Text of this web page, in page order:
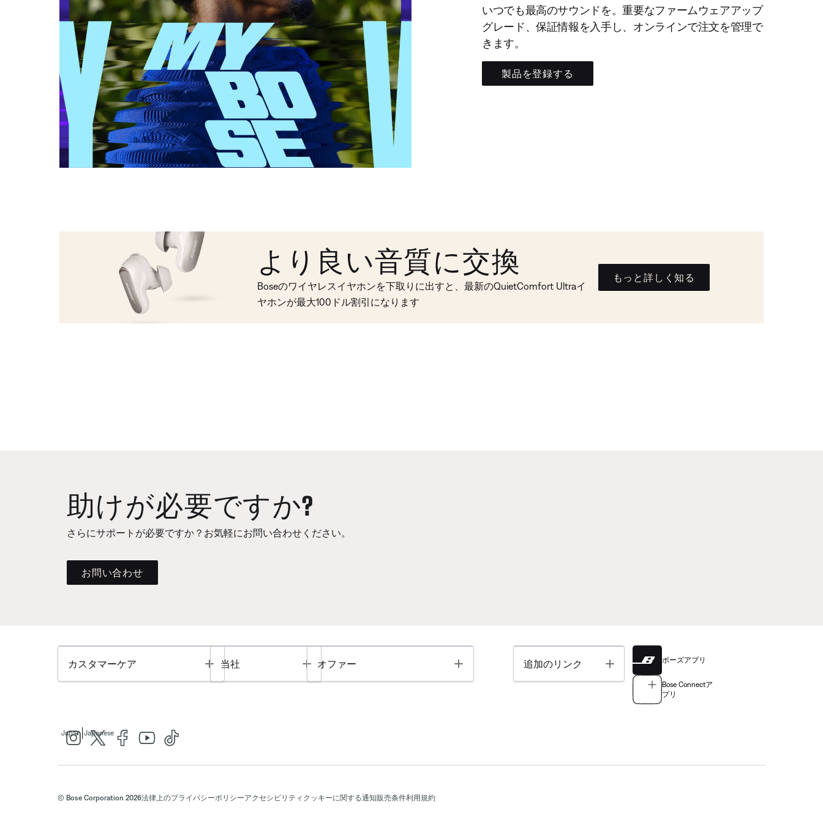
いつでも最高のサウンドを。重要なファームウェアアップ
グレード、保証情報を入手し、オンラインで注文を管理で
きます。
製品を登録する
より良い音質に交換
Boseのワイヤレスイヤホンを下取りに出すと、最新のQuietComfort Ultraイ
ヤホンが最大100ドル割引になります
もっと詳しく知る
助けが必要ですか?
さらにサポートが必要ですか？お気軽にお問い合わせください。
お問い合わせ
カスタマーケア Toggle
当社 Toggle
オファー Toggle 追加のリンク Toggle ボーズアプリ
Bose Connectア
プリ
Japan Japanese
© Bose Corporation 2026法律上のプライバシーポリシーアクセシビリティ クッキーに関する通知販売条件利用規約